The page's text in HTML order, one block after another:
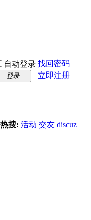
自动登录 找回密码
登录
立即注册
热搜: 活动 交友 discuz